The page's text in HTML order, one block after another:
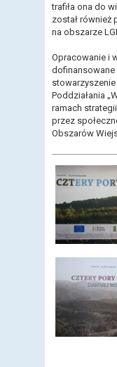
trafiła ona do
został również
na obszarze
Opracowanie i
dofinansowane
stowarzyszenie
Poddziałania
ramach
przez
Obszarów